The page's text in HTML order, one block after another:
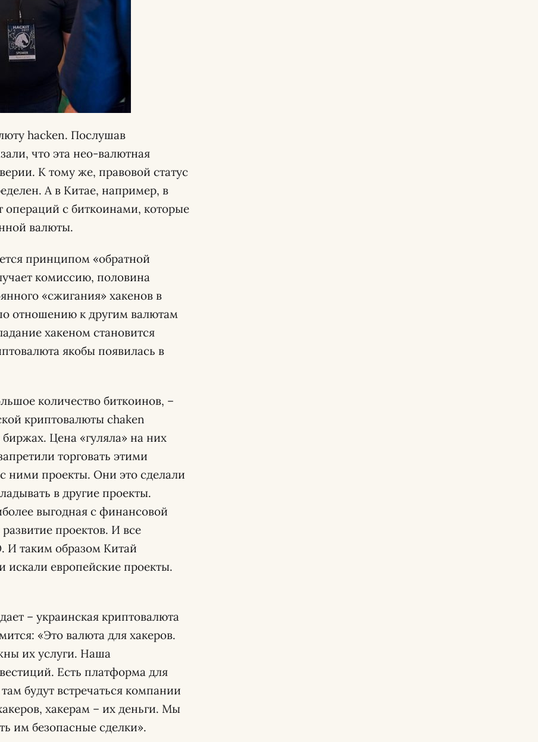
hacken. Послушав
что эта нео-валютная
К тому же, правовой статус
А в Китае, например, в
операций с биткоинами, которые
валюты.
принципом «обратной
комиссию, половина
«сжигания» хакенов в
отношению к другим валютам
хакеном становится
якобы появилась в
количество биткоинов, –
криптовалюты chaken
Цена «гуляла» на них
торговать этими
ними проекты. Они это сделали
в другие проекты.
выгодная с финансовой
проектов. И все
И таким образом Китай
искали европейские проекты.
– украинская криптовалюта
«Это валюта для хакеров.
их услуги. Наша
Есть платформа для
будут встречаться компании
хакерам – их деньги. Мы
им безопасные сделки».